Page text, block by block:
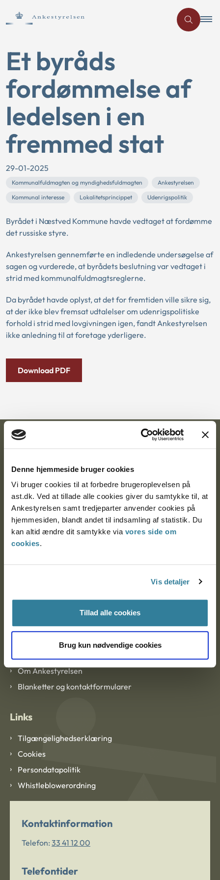
Denne hjemmeside bruger cookies
Vi bruger cookies til at forbedre brugeroplevelsen på
ast.dk. Ved at tillade alle cookies giver du samtykke til, at
Ankestyrelsen samt tredjeparter anvender cookies på
hjemmesiden, blandt andet til indsamling af statistik. Du
kan altid ændre dit samtykke via vores side om
cookies.
Vis detaljer
Tillad alle cookies
Brug kun nødvendige cookies
Et byråds
fordømmelse af
ledelsen i en
fremmed stat
29-01-2025
Kommunalfuldmagten og myndighedsfuldmagten
Ankestyrelsen
Kommunal interesse
Lokalitetsprincippet Udenrigspolitik
Byrådet i Næstved Kommune havde vedtaget at fordømme
det russiske styre.
Ankestyrelsen gennemførte en indledende undersøgelse af
sagen og vurderede, at byrådets beslutning var vedtaget i
strid med kommunalfuldmagtsreglerne.
Da byrådet havde oplyst, at det for fremtiden ville sikre sig,
at der ikke blev fremsat udtalelser om udenrigspolitiske
forhold i strid med lovgivningen igen, fandt Ankestyrelsen
ikke anledning til at foretage yderligere.
Download PDF
Ankestyrelsen
Nytorv 7, 2. sal
9000 Aalborg
Ankestyrelsen Aalborg
EAN: 57 98 000 35 48 21
Om Ankestyrelsen
Om Ankestyrelsen
Blanketter og kontaktformularer
Links
Tilgængelighedserklæring
Cookies
Persondatapolitik
Whistleblowerordning
Kontaktinformation
Telefon: 33 41 12 00
Telefontider